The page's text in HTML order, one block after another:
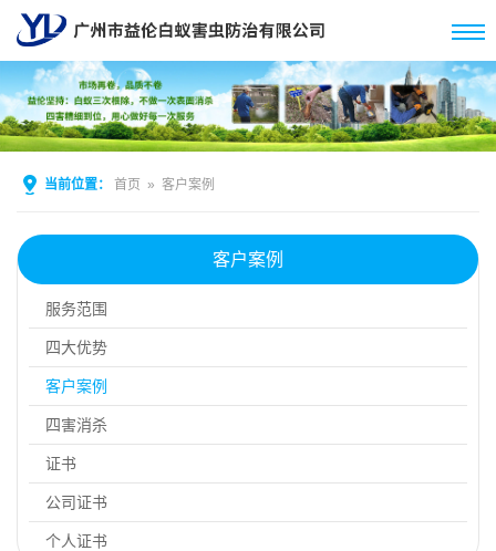
当前位置： 首页 » 客户案例
客户案例
服务范围
四大优势
客户案例
四害消杀
证书
公司证书
个人证书